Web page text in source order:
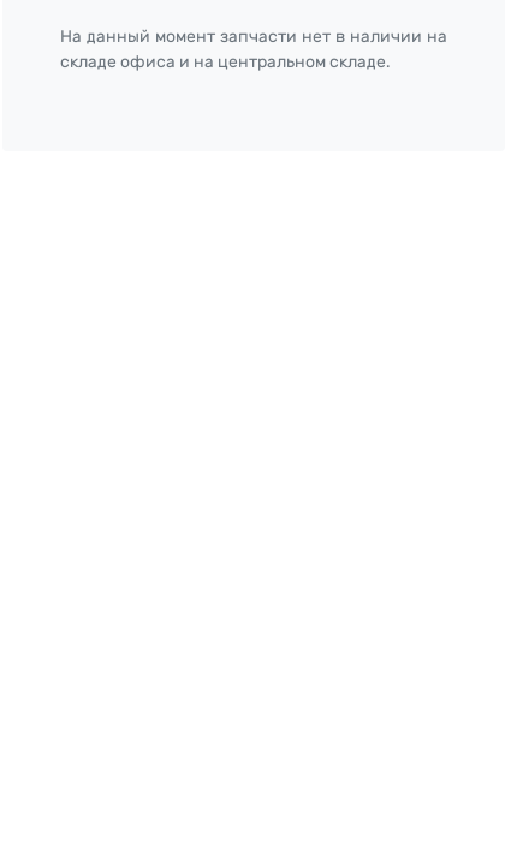
На данный момент запчасти нет в наличии на
складе офиса и на центральном складе.